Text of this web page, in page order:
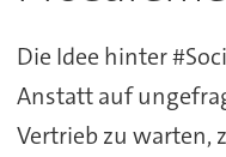
Die Idee hinter
Anstatt auf
Vertrieb zu warten,